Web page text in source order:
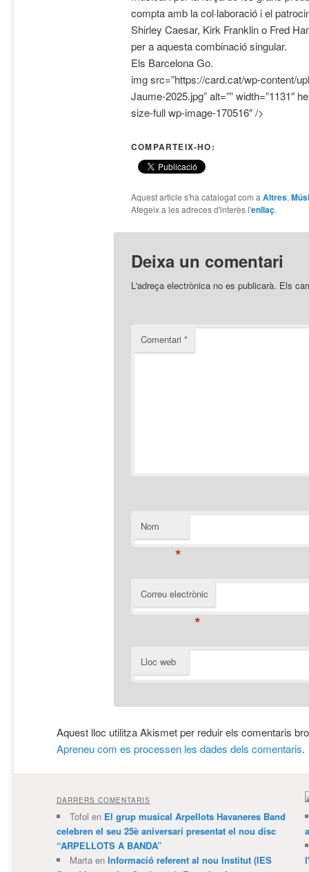
compta amb la col·laboració i el
Shirley Caesar, Kirk Franklin o Fred
per a aquesta combinació singular.
Els Barcelona Go.
img src=”https://card.cat/wp-content/
Jaume-2025.jpg” alt=”” width=”1131″
size-full wp-image-170516″ />
COMPARTEIX-HO:
Aquest article s'ha catalogat com a Altres,
Afegeix a les adreces d'interès l'enllaç.
Deixa un comentari
L'adreça electrònica no es publicarà. Els
Comentari *
Nom
*
Correu electrònic
*
Lloc web
Aquest lloc utilitza Akismet per reduir els comentaris
Apreneu com es processen les dades dels comentaris.
DARRERS COMENTARIS
Tofol en El grup musical Arpellots Havaneres Band
celebren el seu 25è aniversari presentat el nou disc
“ARPELLOTS A BANDA”
Martaen Informació referent al nou Institut (IES